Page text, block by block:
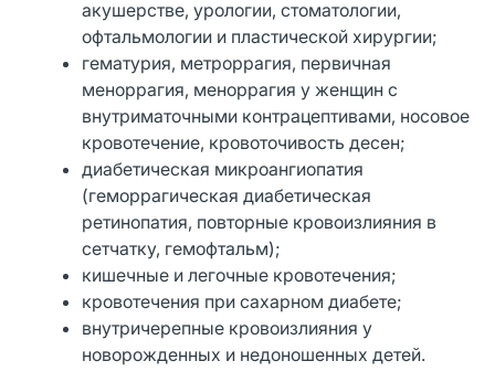
акушерстве, урологии, стоматологии,
офтальмологии и пластической хирургии;
гематурия, метроррагия, первичная
меноррагия, меноррагия у женщин с
внутриматочными контрацептивами, носовое
кровотечение, кровоточивость десен;
диабетическая микроангиопатия
(геморрагическая диабетическая
ретинопатия, повторные кровоизлияния в
сетчатку, гемофтальм);
кишечные и легочные кровотечения;
кровотечения при сахарном диабете;
внутричерепные кровоизлияния у
новорожденных и недоношенных детей.